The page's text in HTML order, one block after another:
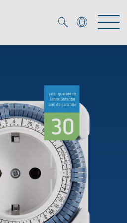
en bewegingsmelders